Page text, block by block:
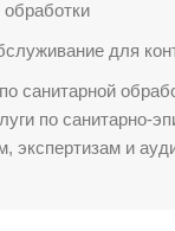
для
санитарной
по санитарно-
экспертизам и